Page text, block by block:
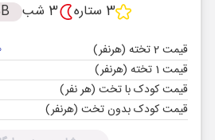
3 ستاره
3 شب
قیمت 2 تخته (هرنفر)
قیمت 1 تخته (هرنفر)
قیمت کودک با تخت (هر نفر)
قیمت کودک بدون تخت (هرنفر)